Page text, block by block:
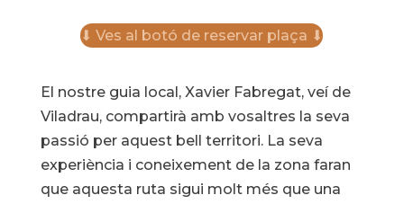
⬇ Ves al botó de reservar plaça ⬇
El nostre guia local, Xavier Fabregat, veí de
Viladrau, compartirà amb vosaltres la seva
passió per aquest bell territori. La seva
experiència i coneixement de la zona faran
que aquesta ruta sigui molt més que una